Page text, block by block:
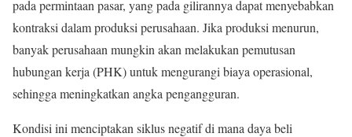
pada permintaan pasar, yang pada gilirannya dapat menyebabkan
kontraksi dalam produksi perusahaan. Jika produksi menurun,
banyak perusahaan mungkin akan melakukan pemutusan
hubungan kerja (PHK) untuk mengurangi biaya operasional,
sehingga meningkatkan angka pengangguran.
Kondisi ini menciptakan siklus negatif di mana daya beli